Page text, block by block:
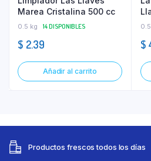
Marea Cristalina 500 cc
0.5 kg 14 DISPONIBLES
$ 2.39
Añadir al carrito
cc
$
Productos frescos todos los días